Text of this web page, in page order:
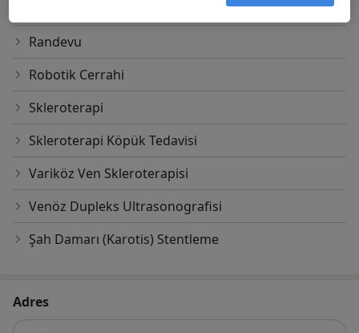
Randevu
Robotik Cerrahi
Skleroterapi
Skleroterapi Köpük Tedavisi
Variköz Ven Skleroterapisi
Venöz Dupleks Ultrasonografisi
Şah Damarı (Karotis) Stentleme
Adres